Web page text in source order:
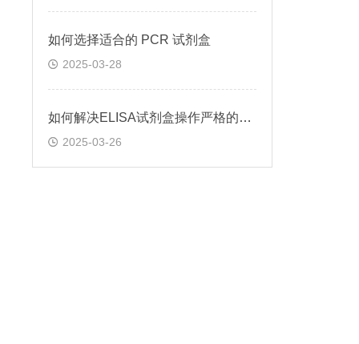
如何选择适合的 PCR 试剂盒
2025-03-28
如何解决ELISA试剂盒操作严格的问题
2025-03-26